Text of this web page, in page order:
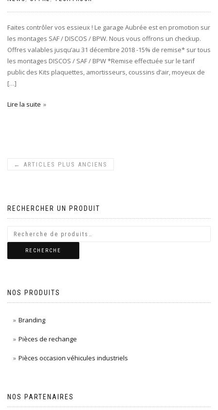
Faites contrôler vos essieux ! Le garage Aubrée est en promotion sur
les montages SAF / DISCOS / BPW. Nous vous offrons un checkup.
Offres valables jusqu’au 31 décembre 2018 -15% de remise* sur tous
les montages DISCOS / SAF / BPW *Remise effectuée sur le tarif
public des Kits plaquettes, amortisseurs, coussins d’air, moyeux de
[…]
Lire la suite
← ARTICLES PLUS ANCIENS
RECHERCHER UN PRODUIT
RECHERCHE
NOS PRODUITS
Branding
Pièces de rechange
Pièces occasion véhicules industriels
NOS PARTENAIRES